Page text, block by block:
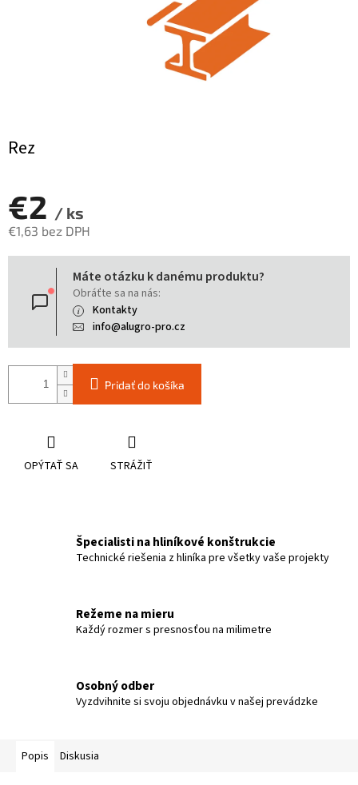
Rez
€2 / ks
€1,63 bez DPH
Jednotková
Máte otázku k danému produktu?
Obráťte sa na nás:
Kontakty
info@alugro-pro.cz
Pridať do košíka
OPÝTAŤ SA STRÁŽIŤ
Špecialisti na hliníkové konštrukcie
Technické riešenia z hliníka pre všetky vaše projekty
Režeme na mieru
Každý rozmer s presnosťou na milimetre
Osobný odber
Vyzdvihnite si svoju objednávku v našej prevádzke
Popis Diskusia